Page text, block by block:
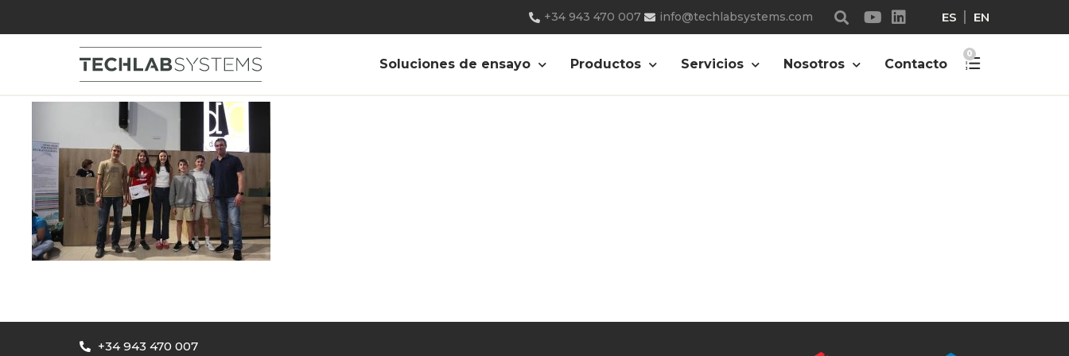
+34 943 470 007 info@techlabsystems.com ES EN
Soluciones de ensayo Productos Servicios Nosotros Contacto
0
DB 2025 Sariak (16)
+34 943 470 007